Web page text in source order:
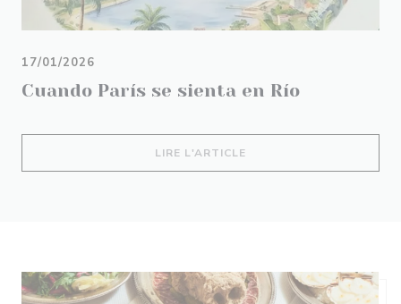
Cuando París se sienta en Río
17/01/2026
LIRE L'ARTICLE